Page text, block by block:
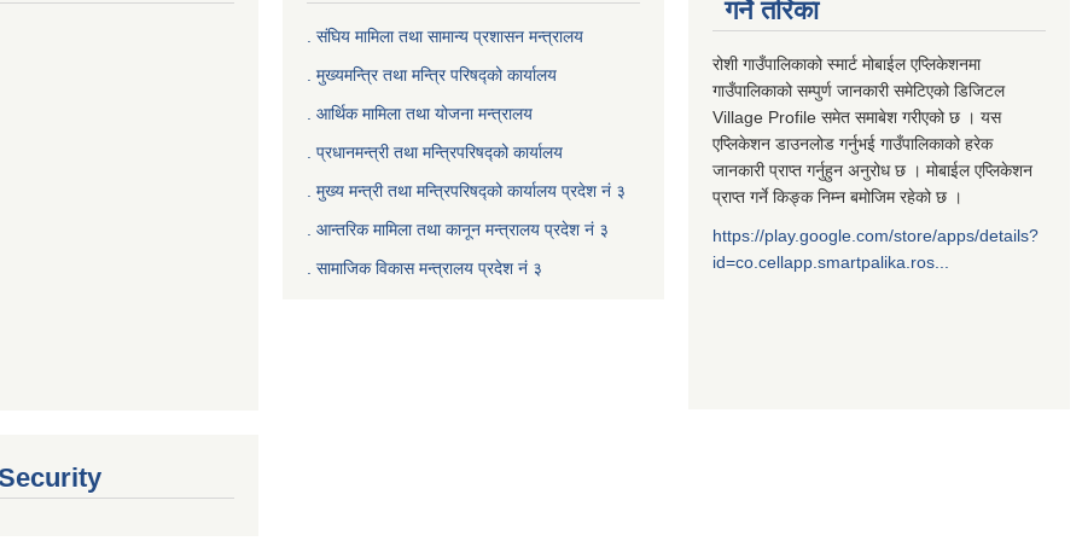
. संघिय मामिला तथा सामान्य प्रशासन मन्त्रालय
. मुख्यमन्त्रि तथा मन्त्रि परिषद्को कार्यालय
. आर्थिक मामिला तथा योजना मन्त्रालय
. प्रधानमन्त्री तथा मन्त्रिपरिषद्को कार्यालय
मुख्य मन्त्री तथा मन्त्रिपरिषद्को कार्यालय प्रदेश नं ३
आन्तरिक मामिला तथा कानून मन्त्रालय प्रदेश नं ३
सामाजिक विकास मन्त्रालय प्रदेश नं ३
गर्ने तरिका
रोशी गाउँपालिकाको स्मार्ट मोबाईल एप्लिकेशनमा
गाउँपालिकाको सम्पुर्ण जानकारी समेटिएको डिजिटल
Village Profile समेत समाबेश गरीएको छ । यस
एप्लिकेशन डाउनलोड गर्नुभई गाउँपालिकाको हरेक
जानकारी प्राप्त गर्नुहुन अनुरोध छ । मोबाईल एप्लिकेशन
प्राप्त गर्ने किङ्क निम्न बमोजिम रहेको छ ।
https://play.google.com/store/apps/details?
id=co.cellapp.smartpalika.ros...